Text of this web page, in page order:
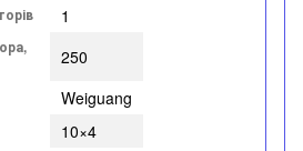
1
250
Weiguang
10×4